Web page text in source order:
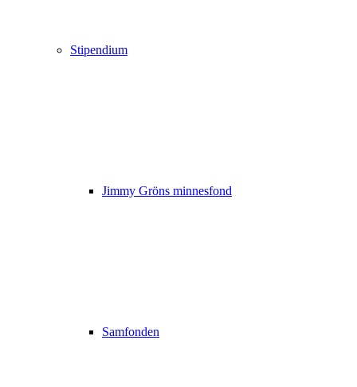
Stipendium
Jimmy Gröns minnesfond
Samfonden